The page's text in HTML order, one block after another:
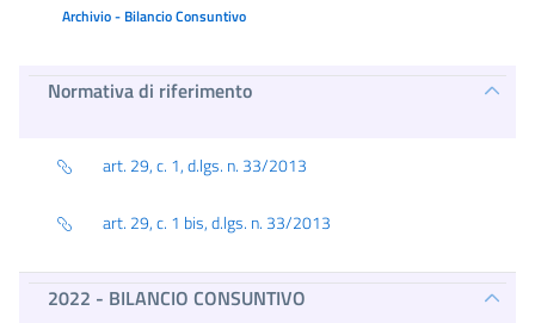
Archivio - Bilancio Consuntivo
Normativa di riferimento
art. 29, c. 1, d.lgs. n. 33/2013
art. 29, c. 1 bis, d.lgs. n. 33/2013
2022 - BILANCIO CONSUNTIVO